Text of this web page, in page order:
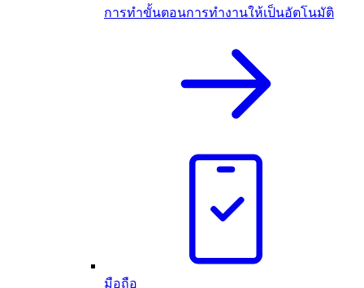
การทำขั้นตอนการทำงานให้เป็นอัตโนมัติ
มือถือ